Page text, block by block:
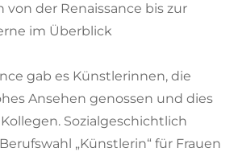
von der Renaissance bis zur
im Überblick
gab es Künstlerinnen, die
Ansehen genossen und dies
Sozialgeschichtlich
„Künstlerin“ für Frauen